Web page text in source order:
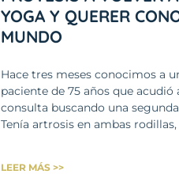
YOGA Y QUERER
MUNDO
Hace tres meses conocimos a
paciente de 75 años que acudió
consulta buscando una
Tenía artrosis en ambas
LEER MÁS >>